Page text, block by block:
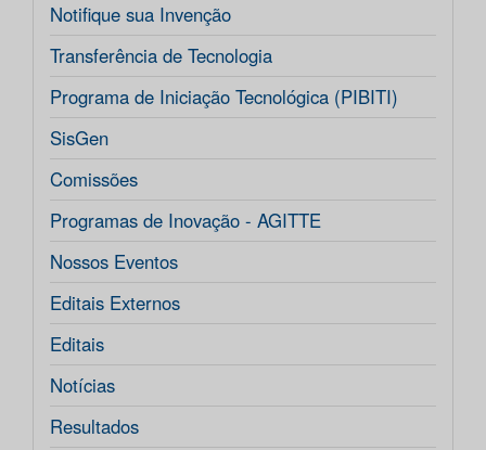
Notifique sua Invenção
Transferência de Tecnologia
Programa de Iniciação Tecnológica (PIBITI)
SisGen
Comissões
Programas de Inovação - AGITTE
Nossos Eventos
Editais Externos
Editais
Notícias
Resultados